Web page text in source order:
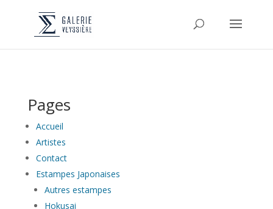
Pages
Accueil
Artistes
Contact
Estampes Japonaises
Autres estampes
Hokusai